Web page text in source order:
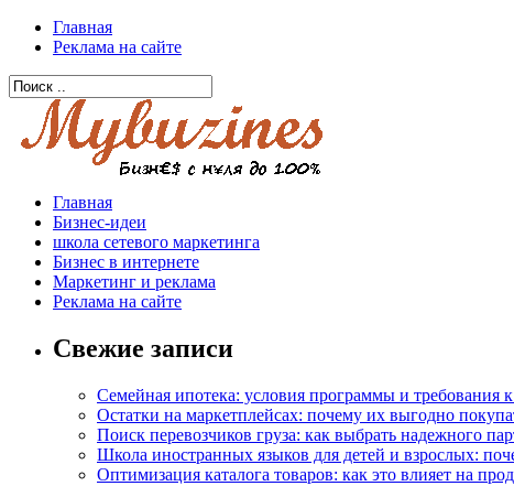
Главная
Реклама на сайте
Главная
Бизнес-идеи
школа сетевого маркетинга
Бизнес в интернете
Маркетинг и реклама
Реклама на сайте
Свежие записи
Семейная ипотека: условия программы и требования
Остатки на маркетплейсах: почему их выгодно
Поиск перевозчиков груза: как выбрать надежного
Школа иностранных языков для детей и взрослых:
Оптимизация каталога товаров: как это влияет на